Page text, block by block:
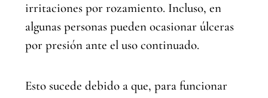
irritaciones por rozamiento. Incluso, en
algunas personas pueden ocasionar úlceras
por presión ante el uso continuado.
Esto sucede debido a que, para funcionar